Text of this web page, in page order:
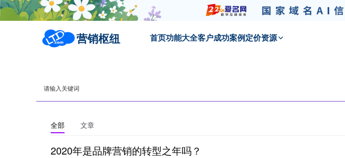
营销枢纽 首页功能大全客户成功案例 定价资源
全部 文章
2020年是品牌营销的转型之年吗？